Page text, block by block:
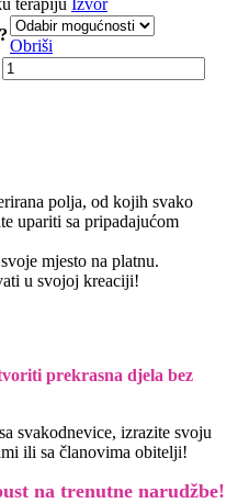
terapiju Izvor
Obriši
polja, od kojih svako
upariti sa pripadajućom
mjesto na platnu.
u svojoj kreaciji!
prekrasna djela bez
svakodnevice, izrazite svoju
ili sa članovima obitelji!
na trenutne narudžbe!